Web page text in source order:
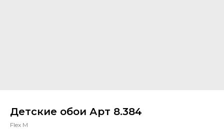
Детские обои Арт 8.384
Flex M